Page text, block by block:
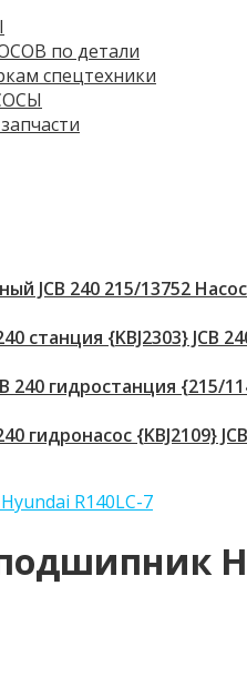
по детали
спецтехники
{KBJ2303} JCB
{215/
{KBJ2109}